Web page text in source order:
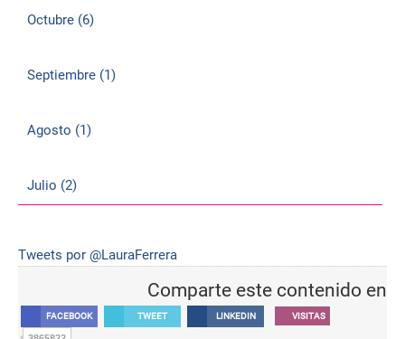
Octubre (6)
Septiembre (1)
Agosto (1)
Julio (2)
Tweets por @LauraFerrera
Comparte este contenido en
FACEBOOK TWEET LINKEDIN VISITAS